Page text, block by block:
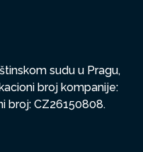
sudu u Pragu,
broj kompanije:
broj: CZ26150808.